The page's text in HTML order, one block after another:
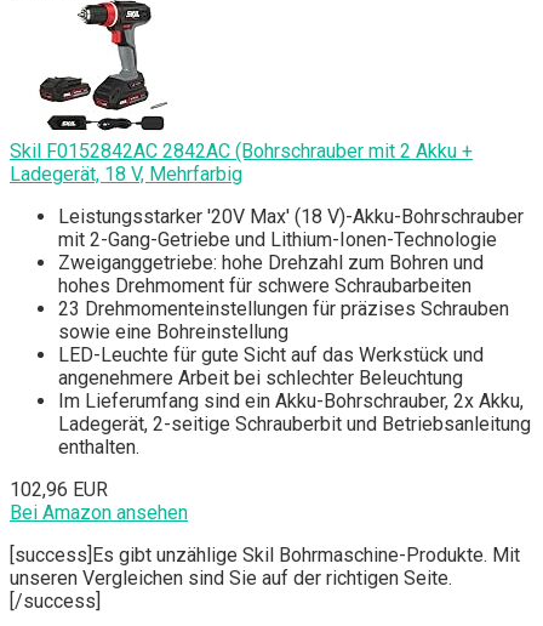
Skil F0152842AC 2842AC (Bohrschrauber mit 2 Akku +
Ladegerät, 18 V, Mehrfarbig
Leistungsstarker '20V Max' (18 V)-Akku-Bohrschrauber
mit 2-Gang-Getriebe und Lithium-Ionen-Technologie
Zweiganggetriebe: hohe Drehzahl zum Bohren und
hohes Drehmoment für schwere Schraubarbeiten
23 Drehmomenteinstellungen für präzises Schrauben
sowie eine Bohreinstellung
LED-Leuchte für gute Sicht auf das Werkstück und
angenehmere Arbeit bei schlechter Beleuchtung
Im Lieferumfang sind ein Akku-Bohrschrauber, 2x Akku,
Ladegerät, 2-seitige Schrauberbit und Betriebsanleitung
enthalten.
102,96 EUR
Bei Amazon ansehen
[success]Es gibt unzählige Skil Bohrmaschine-Produkte. Mit
unseren Vergleichen sind Sie auf der richtigen Seite.
[/success]